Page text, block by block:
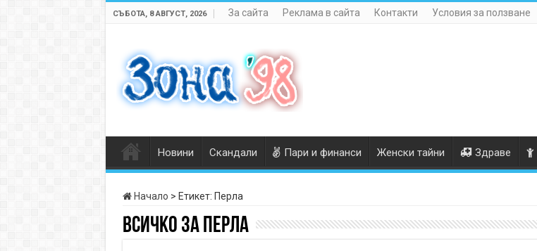
СЪБОТА, 8 АВГУСТ, 2026 За сайта Реклама в сайта Контакти Условия за ползване
Новини Скандали Пари и финанси Женски тайни Здраве
Начало > Етикет: Перла
Всичко заПерла